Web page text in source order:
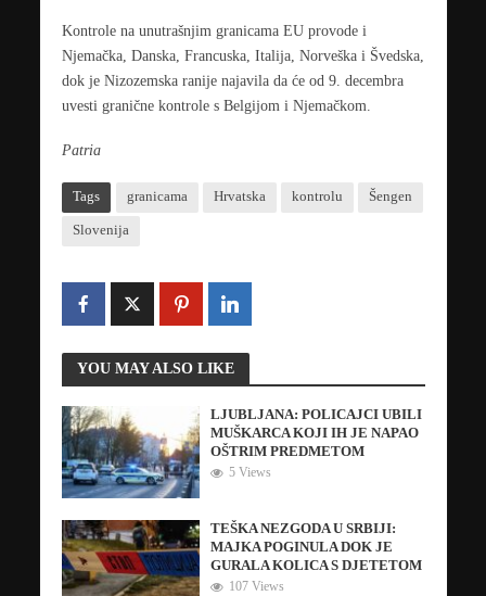
Kontrole na unutrašnjim granicama EU provode i
Njemačka, Danska, Francuska, Italija, Norveška i Švedska,
dok je Nizozemska ranije najavila da će od 9. decembra
uvesti granične kontrole s Belgijom i Njemačkom.
Patria
Tags granicama Hrvatska kontrolu Šengen
Slovenija
YOU MAY ALSO LIKE
LJUBLJANA: POLICAJCI UBILI
MUŠKARCA KOJI IH JE NAPAO
OŠTRIM PREDMETOM
5 Views
TEŠKA NEZGODA U SRBIJI:
MAJKA POGINULA DOK JE
GURALA KOLICA S DJETETOM
107 Views